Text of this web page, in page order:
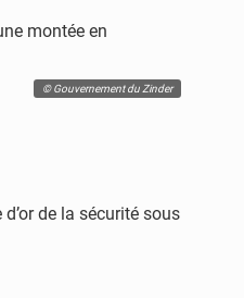
montée en
© Gouvernement du Zinder
de la sécurité sous